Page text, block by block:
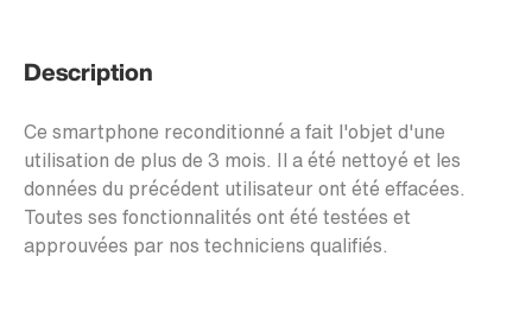
Description
Ce smartphone reconditionné a fait l'objet d'une
utilisation de plus de 3 mois. Il a été nettoyé et les
données du précédent utilisateur ont été effacées.
Toutes ses fonctionnalités ont été testées et
approuvées par nos techniciens qualifiés.